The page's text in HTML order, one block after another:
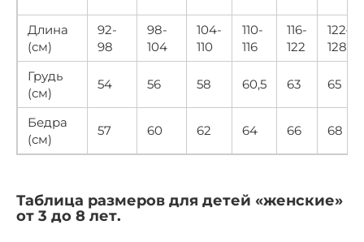
Длина
(см)
92-
98
98-
104
104-
110
110-
116
116-
122
122–
128
Грудь
(см)
54 56 58 60,5 63 65
Бедра
(см)
57 60 62 64 66 68
Таблица размеров для детей «женские»
от 3 до 8 лет.